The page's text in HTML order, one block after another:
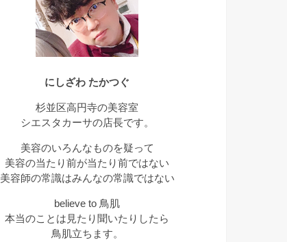
にしざわ たかつぐ
杉並区高円寺の美容室
シエスタカーサの店長です。
美容のいろんなものを疑って
美容の当たり前が当たり前ではない
美容師の常識はみんなの常識ではない
believe to 鳥肌
本当のことは見たり聞いたりしたら
鳥肌立ちます。